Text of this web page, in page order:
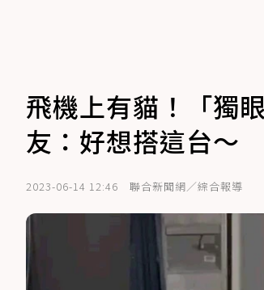
飛機上有貓！「獨
友：好想搭這台～
2023-06-14 12:46 聯合新聞網／綜合報導